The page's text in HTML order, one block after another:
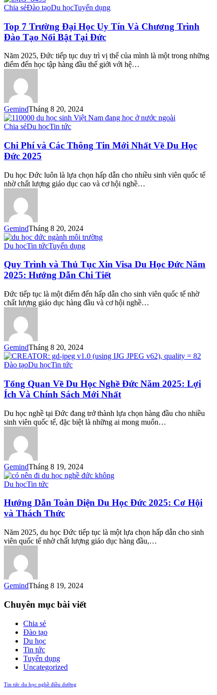
Top
Trường
Đại
Học
Tín
Và
Chương
Trình
Đào
Tạo
Nổi
Bật
Tại
Chia sẻĐào tạoDu họcTuyển dụng
Top 7 Trường Đại Học Uy Tín Và Chương Trình
Đào Tạo Nổi Bật Tại Đức
Năm 2025, Đức tiếp tục duy trì vị thế của mình là một trong những
điểm đến học tập hàng đầu thế giới với hệ…
GemindTháng 8 20, 2024
Chi
và
Các
Thông
Mới
Nhất
Học
Đức
2025
Chia sẻDu họcTin tức
Chi Phí và Các Thông Tin Mới Nhất Về Du Học
Đức 2025
Du học Đức luôn là lựa chọn hấp dẫn cho nhiều sinh viên quốc tế
nhờ chất lượng giáo dục cao và cơ hội nghề…
GemindTháng 8 20, 2024
Quy
và
Thủ
Tục
Xin
Visa
Du
Đức
Năm
2025:
Hướng
Dẫn
Chi
Du họcTin tứcTuyển dụng
Quy Trình và Thủ Tục Xin Visa Du Học Đức Năm
2025: Hướng Dẫn Chi Tiết
Đức tiếp tục là một điểm đến hấp dẫn cho sinh viên quốc tế nhờ
chất lượng giáo dục hàng đầu và cơ hội nghề…
GemindTháng 8 20, 2024
Tổng
Về
Du
Học
Đức
Năm
2025:
Lợi
Và
Chính
Sách
Mới
Đào tạoDu họcTin tức
Tổng Quan Về Du Học Nghề Đức Năm 2025: Lợi
Ích Và Chính Sách Mới Nhất
Du học nghề tại Đức đang trở thành lựa chọn hàng đầu cho nhiều
sinh viên quốc tế, đặc biệt là những ai mong muốn…
GemindTháng 8 19, 2024
Hướng
Toàn
Diện
Du
Đức
2025:
Hội
Thách
Thức
Du họcTin tức
Hướng Dẫn Toàn Diện Du Học Đức 2025: Cơ Hội
và Thách Thức
Năm 2025, du học Đức tiếp tục là một lựa chọn hấp dẫn cho sinh
viên quốc tế nhờ chất lượng giáo dục hàng đầu,…
GemindTháng 8 19, 2024
Chuyên mục bài viết
Chia sẻ
Đào tạo
Du học
Tin tức
Tuyển dụng
Uncategorized
Tin tức du học nghề điều dưỡng